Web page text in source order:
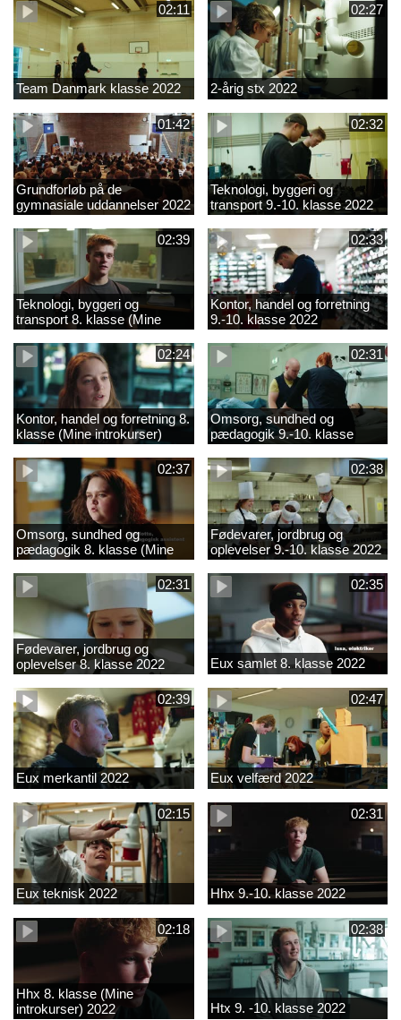
02:11
Team Danmark klasse 2022
02:27
2-årig stx 2022
01:42
Grundforløb på de
gymnasiale uddannelser 2022
02:32
Teknologi, byggeri og
transport 9.-10. klasse 2022
02:39
Teknologi, byggeri og
transport 8. klasse (Mine
introkurser) 2022
02:33
Kontor, handel og forretning
9.-10. klasse 2022
02:24
Kontor, handel og forretning 8.
klasse (Mine introkurser)
2022
02:31
Omsorg, sundhed og
pædagogik 9.-10. klasse
2022
02:37
Omsorg, sundhed og
pædagogik 8. klasse (Mine
introkurser) 2022
02:38
Fødevarer, jordbrug og
oplevelser 9.-10. klasse 2022
02:31
Fødevarer, jordbrug og
oplevelser 8. klasse 2022
02:35
Eux samlet 8. klasse 2022
02:39
Eux merkantil 2022
02:47
Eux velfærd 2022
02:15
Eux teknisk 2022
02:31
Hhx 9.-10. klasse 2022
02:18
Hhx 8. klasse (Mine
introkurser) 2022
02:38
Htx 9. -10. klasse 2022